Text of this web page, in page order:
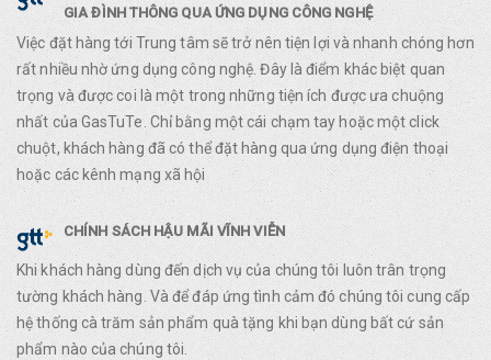
GIA ĐÌNH THÔNG QUA ỨNG DỤNG CÔNG NGHỆ
Việc đặt hàng tới Trung tâm sẽ trở nên tiện lợi và nhanh chóng hơn
rất nhiều nhờ ứng dụng công nghệ. Đây là điểm khác biệt quan
trọng và được coi là một trong những tiện ích được ưa chuộng
nhất của GasTuTe. Chỉ bằng một cái chạm tay hoặc một click
chuột, khách hàng đã có thể đặt hàng qua ứng dụng điện thoại
hoặc các kênh mạng xã hội
CHÍNH SÁCH HẬU MÃI VĨNH VIỄN
Khi khách hàng dùng đến dịch vụ của chúng tôi luôn trân trọng
tường khách hàng. Và để đáp ứng tình cảm đó chúng tôi cung cấp
hệ thống cà trăm sản phẩm quà tặng khi bạn dùng bất cứ sản
phẩm nào của chúng tôi.